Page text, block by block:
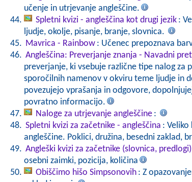
učenje in utrjevanje angleščine.
Spletni kvizi - angleščina kot drugi jezik :
ljudje, okolje, pisanje, branje, slovnica.
Mavrica - Rainbow : Učenec prepoznava
Angleščina: Preverjanje znanja - Navadni
preverjanje, ki vsebuje različne tipe nalog za
sporočilnih namenov v okviru teme ljudje in
povezujejo vprašanja in odgovore,
povratno informacijo.
Naloge za utrjevanje angleščine :
Spletni kvizi za začetnike - angleščina :
angleščine. Poklici, družina, besedni zaklad,
Angleški kvizi za začetnike (slovnica, predlogi)
osebni zaimki, pozicija, količina
Obiščimo hišo Simpsonovih : Z